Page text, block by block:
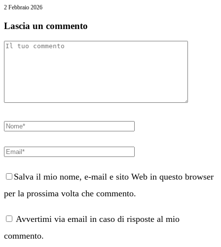
2 Febbraio 2026
Lascia un commento
Salva il mio nome, e-mail e sito Web in questo browser
per la prossima volta che commento.
Avvertimi via email in caso di risposte al mio
commento.